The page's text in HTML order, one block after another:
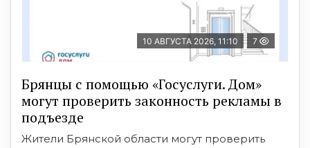
10 АВГУСТА 2026, 11:10 7
Брянцы с помощью «Госуслуги. Дом»
могут проверить законность рекламы в
подъезде
Жители Брянской области могут проверить